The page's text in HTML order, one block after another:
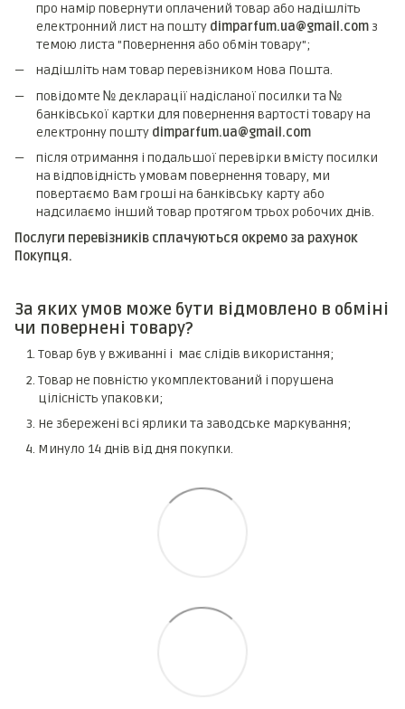
про намір повернути оплачений товар або надішліть
електронний лист на пошту dimparfum.ua@gmail.com з
темою листа "Повернення або обмін товару";
надішліть нам товар перевізником Нова Пошта.
повідомте № декларації надісланої посилки та №
банківської картки для повернення вартості товару на
електронну пошту dimparfum.ua@gmail.com
після отримання і подальшої перевірки вмісту посилки
на відповідність умовам повернення товару, ми
повертаємо Вам гроші на банківську карту або
надсилаємо інший товар протягом трьох робочих днів.
Послуги перевізників сплачуються окремо за рахунок
Покупця.
За яких умов може бути відмовлено в обміні
чи повернені товару?
Товар був у вживанні і має слідів використання;
Товар не повністю укомплектований і порушена
цілісність упаковки;
Не збережені всі ярлики та заводське маркування;
Минуло 14 днів від дня покупки.